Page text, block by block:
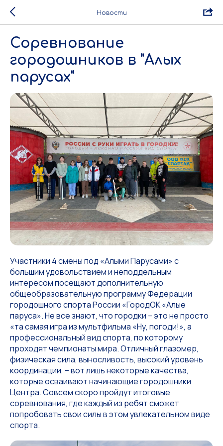
Новости
Соревнование
городошников в "Алых
парусах"
Участники 4 смены под «Алыми Парусами» с
большим удовольствием и неподдельным
интересом посещают дополнительную
общеобразовательную программу Федерации
городошного спорта России «ГородОК «Алые
паруса». Не все знают, что городки – это не просто
«та самая игра из мультфильма «Ну, погоди!», а
профессиональный вид спорта, по которому
проходят чемпионаты мира. Отличный глазомер,
физическая сила, выносливость, высокий уровень
координации, – вот лишь некоторые качества,
которые осваивают начинающие городошники
Центра. Совсем скоро пройдут итоговые
соревнования, где каждый из ребят сможет
попробовать свои силы в этом увлекательном виде
спорта.